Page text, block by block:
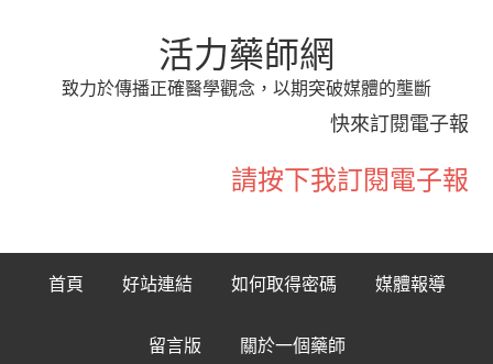
活力藥師網
致力於傳播正確醫學觀念，以期突破媒體的壟斷
快來訂閱電子報
請按下我訂閱電子報
首頁 好站連結 如何取得密碼 媒體報導
留言版 關於一個藥師